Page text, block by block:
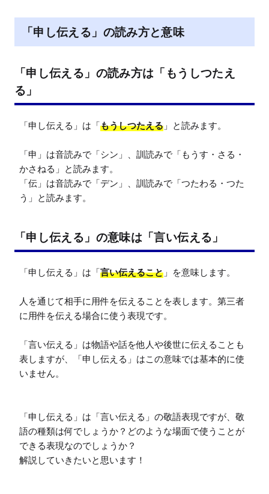
「申し伝える」の読み方と意味
「申し伝える」の読み方は「もうしつたえ
る」
「申し伝える」は「もうしつたえる 」と読みます。
「申」は音読みで「シン」、訓読みで「もうす・さる・
かさねる」と読みます。
「伝」は音読みで「デン」、訓読みで「つたわる・つた
う」と読みます。
「申し伝える」の意味は「言い伝える」
「申し伝える」は「言い伝えること 」を意味します。
人を通じて相手に用件を伝えることを表します。第三者
に用件を伝える場合に使う表現です。
「言い伝える」は物語や話を他人や後世に伝えることも
表しますが、「申し伝える」はこの意味では基本的に使
いません。
「申し伝える」は「言い伝える」の敬語表現ですが、敬
語の種類は何でしょうか？どのような場面で使うことが
できる表現なのでしょうか？
解説していきたいと思います！